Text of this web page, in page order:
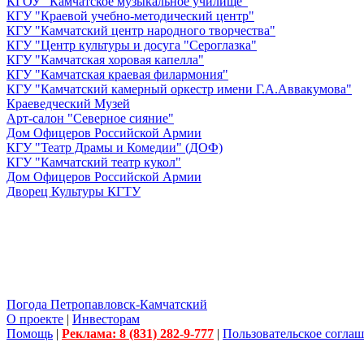
КГУ "Краевой учебно-методический центр"
КГУ "Камчатский центр народного творчества"
КГУ "Центр культуры и досуга "Сероглазка"
КГУ "Камчатская хоровая капелла"
КГУ "Камчатская краевая филармония"
КГУ "Камчатский камерный оркестр имени Г.А.Аввакумова"
Краеведческий Музей
Арт-салон "Северное сияние"
Дом Офицеров Российской Армии
КГУ "Театр Драмы и Комедии" (ДОФ)
КГУ "Камчатский театр кукол"
Дом Офицеров Российской Армии
Дворец Культуры КГТУ
Погода Петропавловск-Камчатский
О проекте | Инвесторам
Помощь | Реклама: 8 (831) 282-9-777 | Пользовательское